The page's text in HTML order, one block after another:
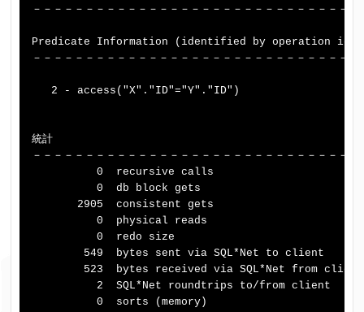
－－－－－－－－－－－－－－－－－－－－－－－－－－－－－－
Predicate Information (identified by operation id):
－－－－－－－－－－－－－－－－－－－－－－－－－－－－－－
   2 - access("X"."ID"="Y"."ID")
統計
－－－－－－－－－－－－－－－－－－－－－－－－－－－－－－
          0  recursive calls
          0  db block gets
       2905  consistent gets
          0  physical reads
          0  redo size
        549  bytes sent via SQL*Net to client
        523  bytes received via SQL*Net from client
          2  SQL*Net roundtrips to/from client
          0  sorts (memory)